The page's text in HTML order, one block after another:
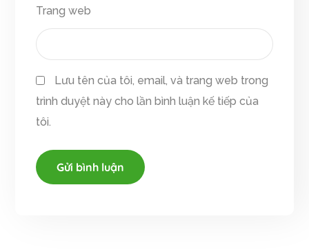
Trang web
Lưu tên của tôi, email, và trang web trong
trình duyệt này cho lần bình luận kế tiếp của
tôi.